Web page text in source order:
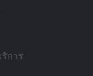
การ